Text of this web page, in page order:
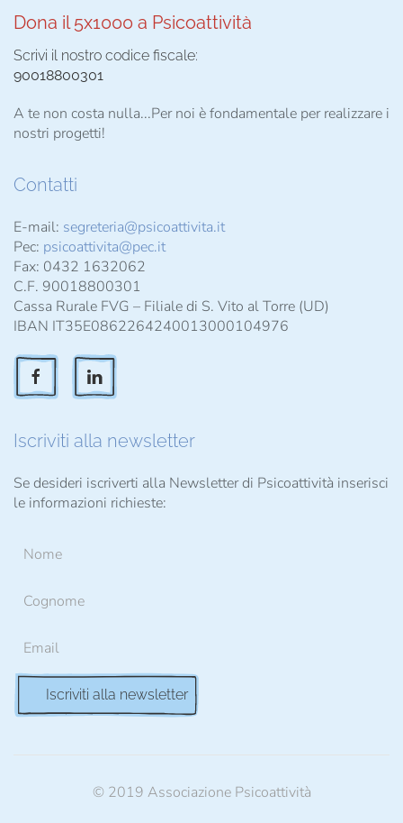
Dona il 5x1000 a Psicoattività
Scrivi il nostro codice fiscale:
90018800301
A te non costa nulla...Per noi è fondamentale per realizzare i
nostri progetti!
Contatti
E-mail: segreteria@psicoattivita.it
Pec: psicoattivita@pec.it
Fax: 0432 1632062
C.F. 90018800301
Cassa Rurale FVG – Filiale di S. Vito al Torre (UD)
IBAN IT35E0862264240013000104976
Iscriviti alla newsletter
Se desideri iscriverti alla Newsletter di Psicoattività inserisci
le informazioni richieste:
© 2019 Associazione Psicoattività